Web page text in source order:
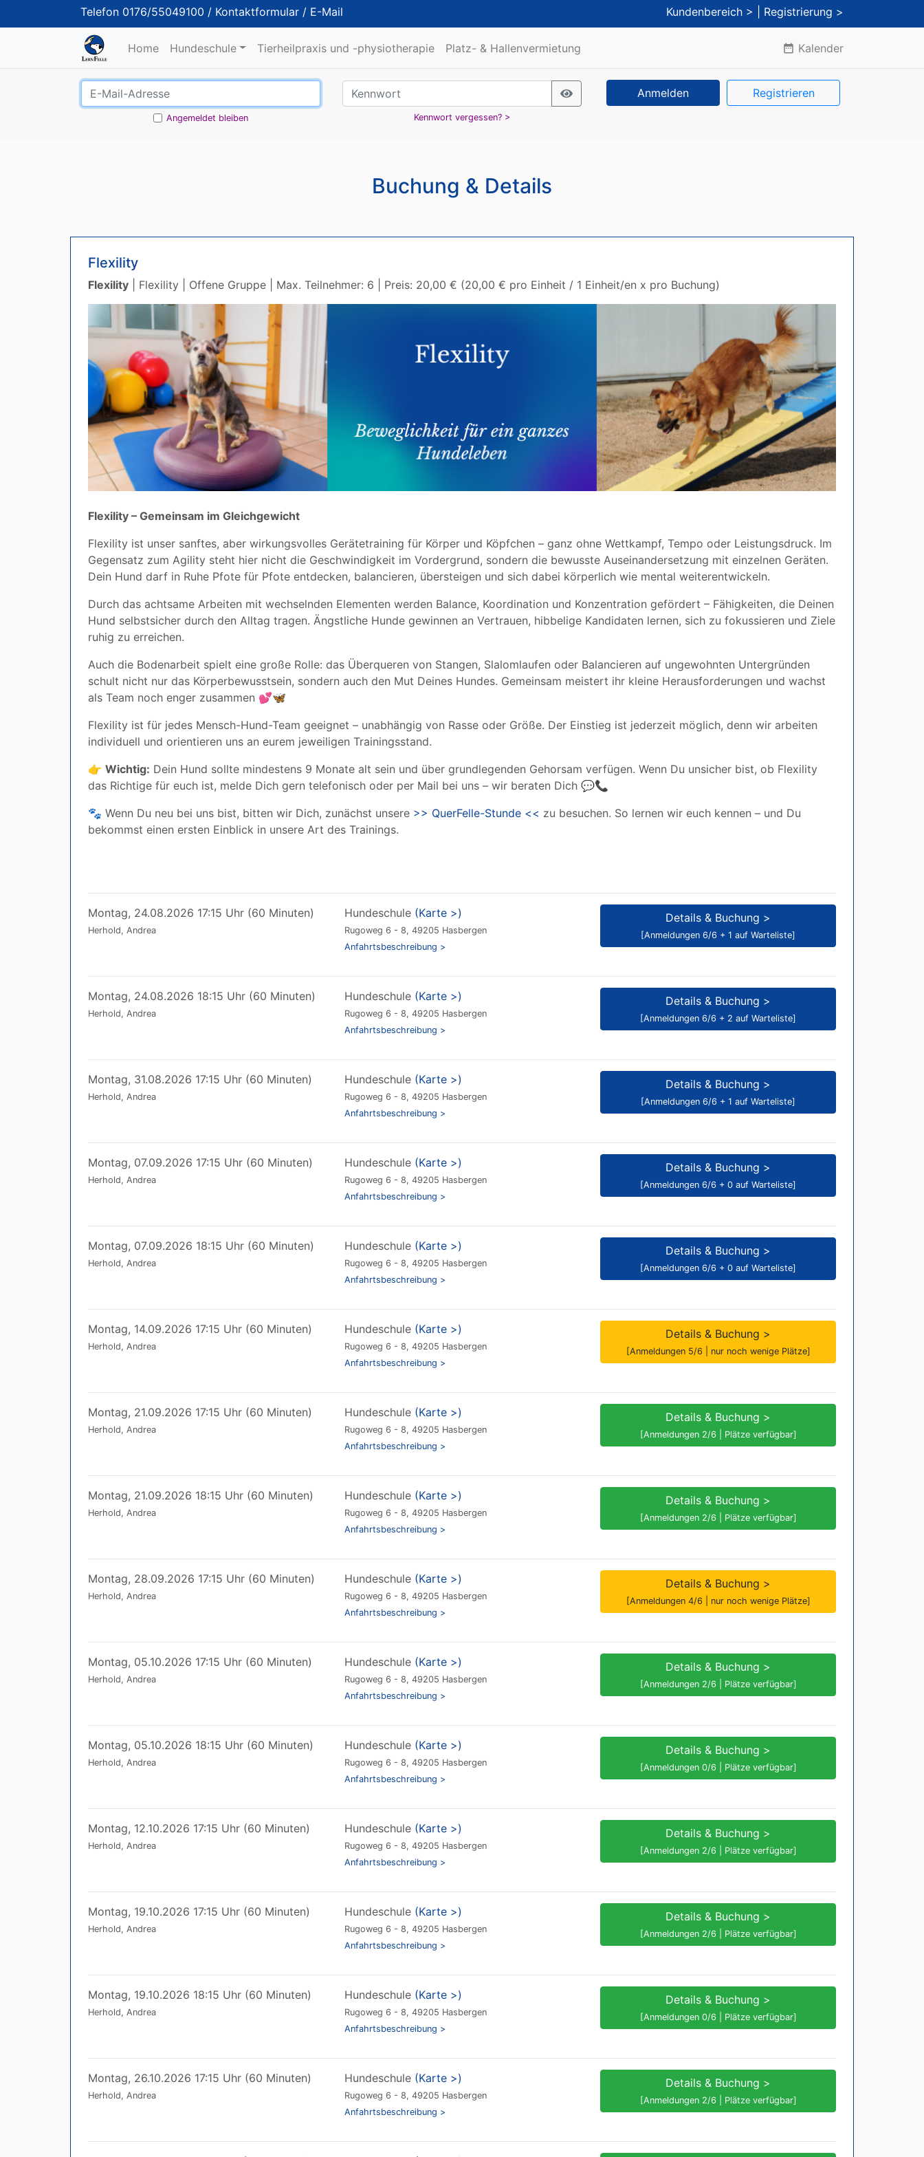
Telefon 0176/55049100 / Kontaktformular / E-Mail Kundenbereich > | Registrierung >
Home Hundeschule Tierheilpraxis und -physiotherapie Platz- & Hallenvermietung date_range Kalender
Angemeldet bleiben Kennwort vergessen? >
Anmelden Registrieren
Buchung & Details
Flexility
Flexility | Flexility | Offene Gruppe | Max. Teilnehmer: 6 | Preis: 20,00 € (20,00 € pro Einheit / 1 Einheit/en x pro Buchung)
Flexility – Gemeinsam im Gleichgewicht
Flexility ist unser sanftes, aber wirkungsvolles Gerätetraining für Körper und Köpfchen – ganz ohne Wettkampf, Tempo oder Leistungsdruck. Im
Gegensatz zum Agility steht hier nicht die Geschwindigkeit im Vordergrund, sondern die bewusste Auseinandersetzung mit einzelnen Geräten.
Dein Hund darf in Ruhe Pfote für Pfote entdecken, balancieren, übersteigen und sich dabei körperlich wie mental weiterentwickeln.
Durch das achtsame Arbeiten mit wechselnden Elementen werden Balance, Koordination und Konzentration gefördert – Fähigkeiten, die Deinen
Hund selbstsicher durch den Alltag tragen. Ängstliche Hunde gewinnen an Vertrauen, hibbelige Kandidaten lernen, sich zu fokussieren und Ziele
ruhig zu erreichen.
Auch die Bodenarbeit spielt eine große Rolle: das Überqueren von Stangen, Slalomlaufen oder Balancieren auf ungewohnten Untergründen
schult nicht nur das Körperbewusstsein, sondern auch den Mut Deines Hundes. Gemeinsam meistert ihr kleine Herausforderungen und wachst
als Team noch enger zusammen 💕🦋
Flexility ist für jedes Mensch-Hund-Team geeignet – unabhängig von Rasse oder Größe. Der Einstieg ist jederzeit möglich, denn wir arbeiten
individuell und orientieren uns an eurem jeweiligen Trainingsstand.
👉 Wichtig: Dein Hund sollte mindestens 9 Monate alt sein und über grundlegenden Gehorsam verfügen. Wenn Du unsicher bist, ob Flexility
das Richtige für euch ist, melde Dich gern telefonisch oder per Mail bei uns – wir beraten Dich 💬📞
🐾 Wenn Du neu bei uns bist, bitten wir Dich, zunächst unsere >> QuerFelle-Stunde << zu besuchen. So lernen wir euch kennen – und Du
bekommst einen ersten Einblick in unsere Art des Trainings.
Montag, 24.08.2026 17:15 Uhr (60 Minuten)
Herhold, Andrea
Hundeschule (Karte >)
Rugoweg 6 - 8, 49205 Hasbergen
Anfahrtsbeschreibung >
Details & Buchung >
[Anmeldungen 6/6 + 1 auf Warteliste]
Montag, 24.08.2026 18:15 Uhr (60 Minuten)
Herhold, Andrea
Hundeschule (Karte >)
Rugoweg 6 - 8, 49205 Hasbergen
Anfahrtsbeschreibung >
Details & Buchung >
[Anmeldungen 6/6 + 2 auf Warteliste]
Montag, 31.08.2026 17:15 Uhr (60 Minuten)
Herhold, Andrea
Hundeschule (Karte >)
Rugoweg 6 - 8, 49205 Hasbergen
Anfahrtsbeschreibung >
Details & Buchung >
[Anmeldungen 6/6 + 1 auf Warteliste]
Montag, 07.09.2026 17:15 Uhr (60 Minuten)
Herhold, Andrea
Hundeschule (Karte >)
Rugoweg 6 - 8, 49205 Hasbergen
Anfahrtsbeschreibung >
Details & Buchung >
[Anmeldungen 6/6 + 0 auf Warteliste]
Montag, 07.09.2026 18:15 Uhr (60 Minuten)
Herhold, Andrea
Hundeschule (Karte >)
Rugoweg 6 - 8, 49205 Hasbergen
Anfahrtsbeschreibung >
Details & Buchung >
[Anmeldungen 6/6 + 0 auf Warteliste]
Montag, 14.09.2026 17:15 Uhr (60 Minuten)
Herhold, Andrea
Hundeschule (Karte >)
Rugoweg 6 - 8, 49205 Hasbergen
Anfahrtsbeschreibung >
Details & Buchung >
[Anmeldungen 5/6 | nur noch wenige Plätze]
Montag, 21.09.2026 17:15 Uhr (60 Minuten)
Herhold, Andrea
Hundeschule (Karte >)
Rugoweg 6 - 8, 49205 Hasbergen
Anfahrtsbeschreibung >
Details & Buchung >
[Anmeldungen 2/6 | Plätze verfügbar]
Montag, 21.09.2026 18:15 Uhr (60 Minuten)
Herhold, Andrea
Hundeschule (Karte >)
Rugoweg 6 - 8, 49205 Hasbergen
Anfahrtsbeschreibung >
Details & Buchung >
[Anmeldungen 2/6 | Plätze verfügbar]
Montag, 28.09.2026 17:15 Uhr (60 Minuten)
Herhold, Andrea
Hundeschule (Karte >)
Rugoweg 6 - 8, 49205 Hasbergen
Anfahrtsbeschreibung >
Details & Buchung >
[Anmeldungen 4/6 | nur noch wenige Plätze]
Montag, 05.10.2026 17:15 Uhr (60 Minuten)
Herhold, Andrea
Hundeschule (Karte >)
Rugoweg 6 - 8, 49205 Hasbergen
Anfahrtsbeschreibung >
Details & Buchung >
[Anmeldungen 2/6 | Plätze verfügbar]
Montag, 05.10.2026 18:15 Uhr (60 Minuten)
Herhold, Andrea
Hundeschule (Karte >)
Rugoweg 6 - 8, 49205 Hasbergen
Anfahrtsbeschreibung >
Details & Buchung >
[Anmeldungen 0/6 | Plätze verfügbar]
Montag, 12.10.2026 17:15 Uhr (60 Minuten)
Herhold, Andrea
Hundeschule (Karte >)
Rugoweg 6 - 8, 49205 Hasbergen
Anfahrtsbeschreibung >
Details & Buchung >
[Anmeldungen 2/6 | Plätze verfügbar]
Montag, 19.10.2026 17:15 Uhr (60 Minuten)
Herhold, Andrea
Hundeschule (Karte >)
Rugoweg 6 - 8, 49205 Hasbergen
Anfahrtsbeschreibung >
Details & Buchung >
[Anmeldungen 2/6 | Plätze verfügbar]
Montag, 19.10.2026 18:15 Uhr (60 Minuten)
Herhold, Andrea
Hundeschule (Karte >)
Rugoweg 6 - 8, 49205 Hasbergen
Anfahrtsbeschreibung >
Details & Buchung >
[Anmeldungen 0/6 | Plätze verfügbar]
Montag, 26.10.2026 17:15 Uhr (60 Minuten)
Herhold, Andrea
Hundeschule (Karte >)
Rugoweg 6 - 8, 49205 Hasbergen
Anfahrtsbeschreibung >
Details & Buchung >
[Anmeldungen 2/6 | Plätze verfügbar]